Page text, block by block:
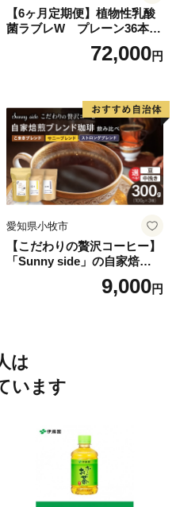
【6ヶ月定期便】植物性乳酸
菌ラブレW プレーン36本
72,000円
愛知県小牧市
【こだわりの贅沢コーヒー】
「Sunny side」の自家焙煎珈
琲ブレンド珈琲飲み比べセッ
9,000円
は
います